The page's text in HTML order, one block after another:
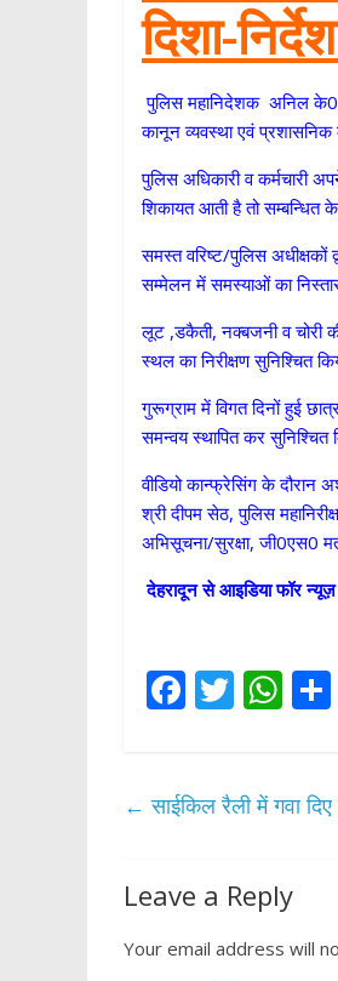
दिशा-
पुलिस महानिदेशक अनिल के0
कानून व्यवस्था एवं
पुलिस अधिकारी व कर्मचारी
शिकायत आती है तो सम्बन्धित
समस्त वरिष्ट/पुलिस
सम्मेलन में समस्याओं का
लूट ,डकैती, नक्बजनी व चोरी
स्थल का निरीक्षण सुनिश्चित
गुरूग्राम में विगत दिनों हुई
समन्वय स्थापित कर सुनिश्चित
वीडियो कान्फ्रेसिंग के
श्री दीपम सेठ, पुलिस
अभिसूचना/सुरक्षा, जी0एस0
देहरादून से आइडिया फॉर न्यूज़
F
b
o
k
T
er
W
s
p
p
← साईकिल रैली में गवा
Leave a Reply
Your email address will